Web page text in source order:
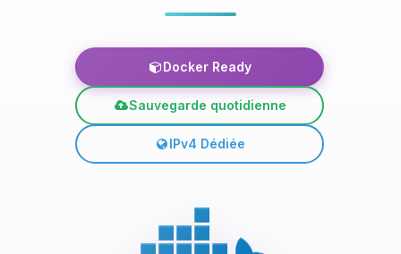
Docker Ready
Sauvegarde quotidienne
IPv4 Dédiée